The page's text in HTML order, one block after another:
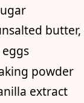
powder
extract